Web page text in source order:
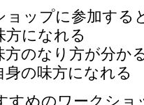
ョップに参加する
方になれる
方のなり方が分か
身の味方になれる
すめのワークショ